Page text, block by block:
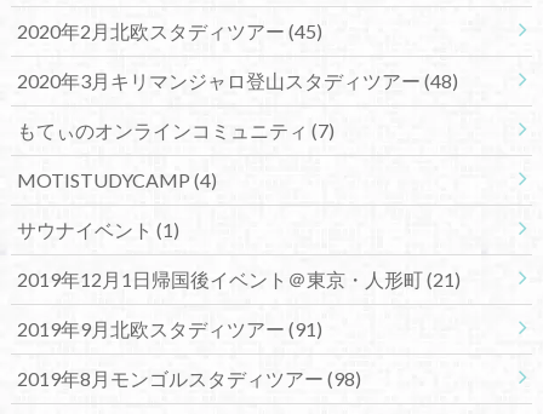
2020年2月北欧スタディツアー (45)
2020年3月キリマンジャロ登山スタディツアー (48)
もてぃのオンラインコミュニティ (7)
MOTISTUDYCAMP (4)
サウナイベント (1)
2019年12月1日帰国後イベント＠東京・人形町(21)
2019年9月北欧スタディツアー (91)
2019年8月モンゴルスタディツアー (98)